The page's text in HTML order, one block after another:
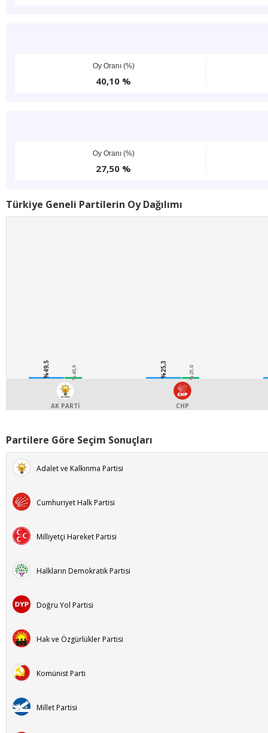
Oy Oranı (%)
40,10 %
Oy Oranı (%)
27,50 %
Türkiye Geneli Partilerin Oy Dağılımı
%49,5 %40,9
AK PARTİ
%25,3 %25,0
CHP
Partilere Göre Seçim Sonuçları
Adalet ve Kalkınma Partisi
Cumhuriyet Halk Partisi
Milliyetçi Hareket Partisi
Halkların Demokratik Partisi
Doğru Yol Partisi
Hak ve Özgürlükler Partisi
Komünist Parti
Millet Partisi